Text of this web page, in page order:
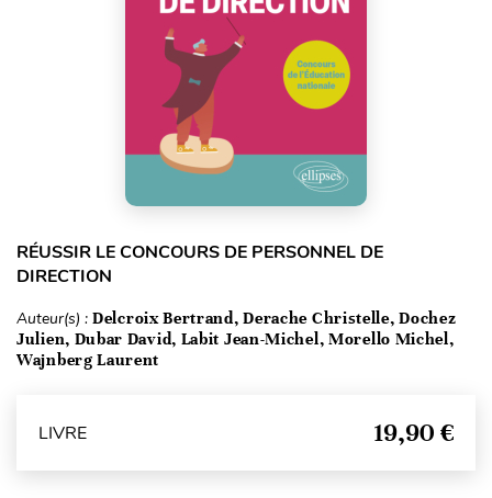
RÉUSSIR LE CONCOURS DE PERSONNEL DE
DIRECTION
Auteur(s) : Delcroix Bertrand, Derache Christelle, Dochez
Julien, Dubar David, Labit Jean-Michel, Morello Michel,
Wajnberg Laurent
LIVRE 19,90 €